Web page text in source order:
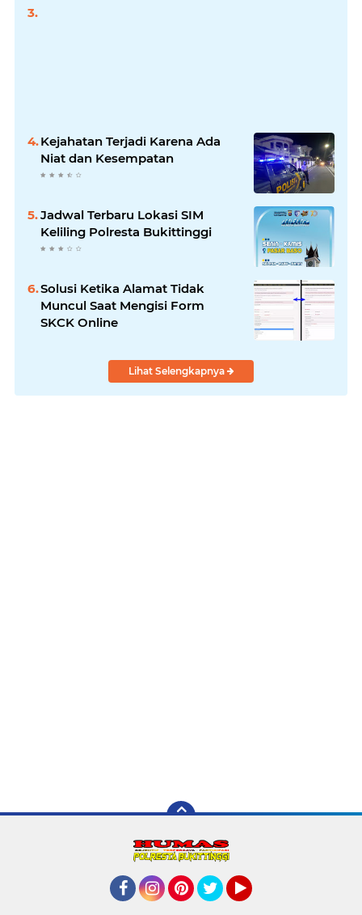
Kejahatan Terjadi Karena Ada
Niat dan Kesempatan
Jadwal Terbaru Lokasi SIM
Keliling Polresta Bukittinggi
Solusi Ketika Alamat Tidak
Muncul Saat Mengisi Form
SKCK Online
Lihat Selengkapnya